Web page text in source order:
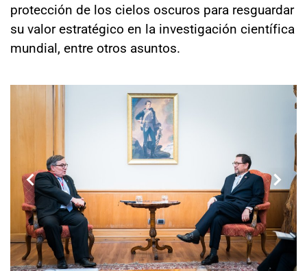
protección de los cielos oscuros para resguardar
su valor estratégico en la investigación científica
mundial, entre otros asuntos.